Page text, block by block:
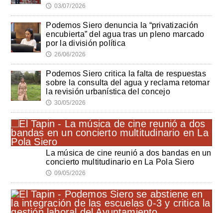
🕔 03/07/2026
Podemos Siero denuncia la “privatización
encubierta” del agua tras un pleno marcado
por la división política
🕔 26/06/2026
Podemos Siero critica la falta de respuestas
sobre la consulta del agua y reclama retomar
la revisión urbanística del concejo
🕔 30/05/2026
La música de cine reunió a dos bandas en un
concierto multitudinario en La Pola Siero
🕔 09/05/2026